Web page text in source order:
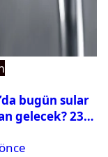
bugün sular
gelecek? 23
sorgulama